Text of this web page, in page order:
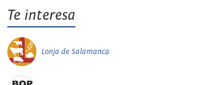
Te interesa
Lonja de Salamanca